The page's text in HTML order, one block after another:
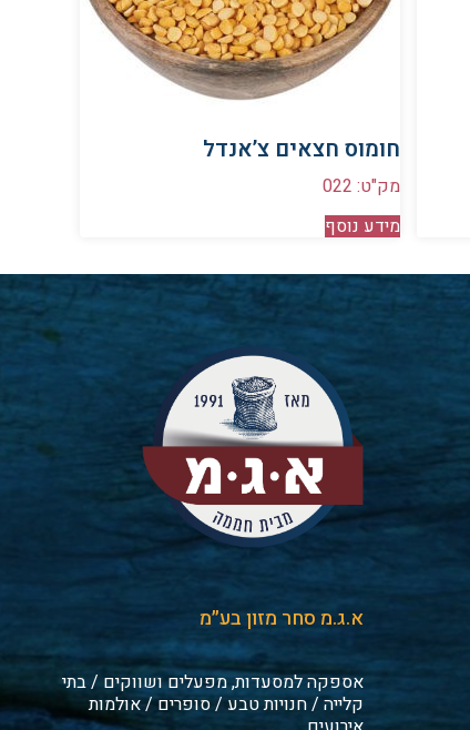
חומוס חצאים צ’אנדל
מק"ט: 022
מידע נוסף
א.ג.מ סחר מזון בע״מ
אספקה למסעדות, מפעלים ושווקים / בתי
קלייה / חנויות טבע / סופרים / אולמות